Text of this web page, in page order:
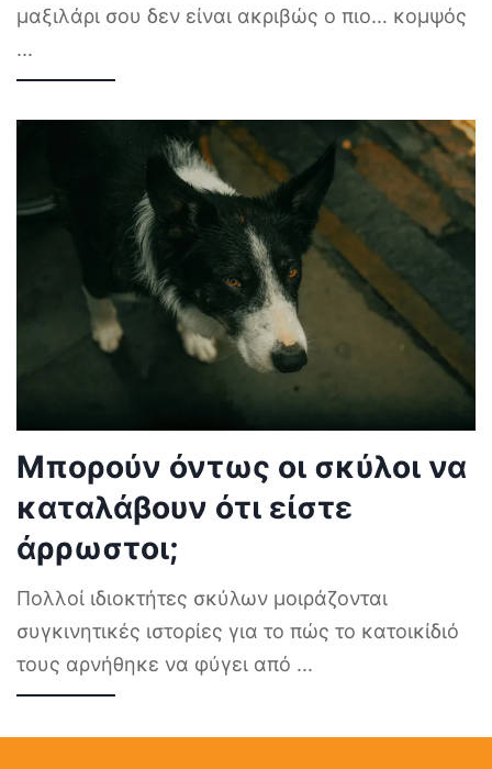
μαξιλάρι σου δεν είναι ακριβώς ο πιο… κομψός
...
Μπορούν όντως οι σκύλοι να
καταλάβουν ότι είστε
άρρωστοι;
Πολλοί ιδιοκτήτες σκύλων μοιράζονται
συγκινητικές ιστορίες για το πώς το κατοικίδιό
τους αρνήθηκε να φύγει από ...